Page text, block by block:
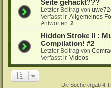
Seite gehackt???
Letzter Beitrag von
Verfasst inAllgemeines
Antworten:2
Hidden Stroke II :
Compilation! #2
Letzter Beitrag von
Verfasst inVideos
Die Suche ergab 4